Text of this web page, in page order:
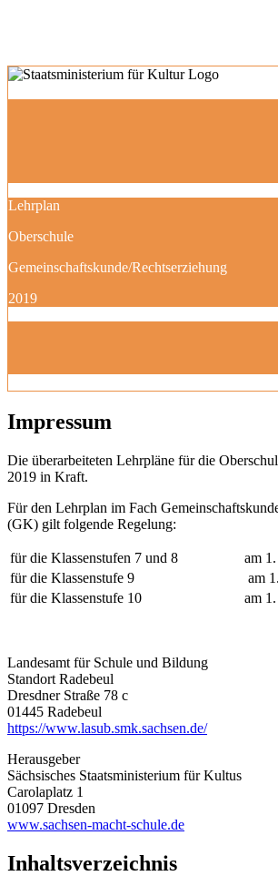
Lehrplan
Oberschule
Gemeinschaftskunde/Rechtserziehung
2019
Impressum
Die überarbeiteten Lehrpläne für die
2019 in Kraft.
Für den Lehrplan im Fach
(GK) gilt folgende Regelung:
für die Klassenstufen 7 und 8
am
für die Klassenstufe 9
am
für die Klassenstufe 10
am
Landesamt für Schule und Bildung
Standort Radebeul
Dresdner Straße 78 c
01445 Radebeul
https://www.lasub.smk.sachsen.de/
Herausgeber
Sächsisches Staatsministerium für Kultus
Carolaplatz 1
01097 Dresden
www.sachsen-macht-schule.de
Inhaltsverzeichnis